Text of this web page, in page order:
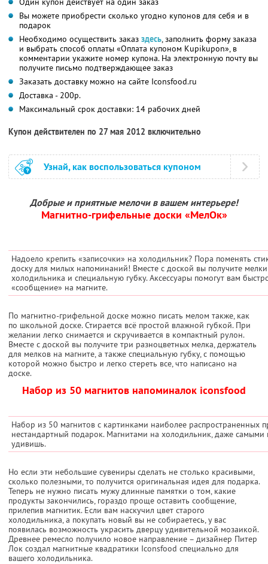
Вы можете приобрести сколько угодно купонов для себя и в
подарок
Необходимо осуществить заказ здесь, заполнить форму заказа
и выбрать способ оплаты «Оплата купоном Kupikupon», в
комментарии укажите номер купона. На электронную почту вы
получите письмо подтверждающее заказ
Заказать доставку можно на сайте Iconsfood.ru
Доставка - 200р.
Максимальный срок доставки: 14 рабочих дней
Купон действителен по 27 мая 2012 включительно
Узнай, как воспользоваться купоном
Добрые и приятные мелочи в вашем интерьере!
Магнитно-грифельные доски «МелОк»
Надоело крепить «записочки» на холодильник? Пора поменять
доску для милых напоминаний! Вместе с доской вы получите
холодильника и специальную губку. Аксессуары помогут вам
«сообщение» на магните.
По магнитно-грифельной доске можно писать мелом также, как
по школьной доске. Стирается всё простой влажной губкой. При
желании легко снимается и скручивается в компактный рулон.
Вместе с доской вы получите три разноцветных мелка, держатель
для мелков на магните, а также специальную губку, с помощью
которой можно быстро и легко стереть все, что написано на
доске.
Набор из 50 магнитов напоминалок iconsfood
Набор из 50 магнитов с картинками наиболее распространенных
нестандартный подарок. Магнитами на холодильник, даже
удивишь.
Но если эти небольшие сувениры сделать не столько красивыми,
сколько полезными, то получится оригинальная идея для подарка.
Теперь не нужно писать мужу длинные памятки о том, какие
продукты закончились, гораздо проще оставить сообщение,
прилепив магнитик. Если вам наскучил цвет старого
холодильника, а покупать новый вы не собираетесь, у вас
появилась возможность украсить дверцу удивительной мозаикой.
Древнее ремесло получило новое направление – дизайнер Питер
Лок создал магнитные квадратики Iconsfood специально для
вашего холодильника.